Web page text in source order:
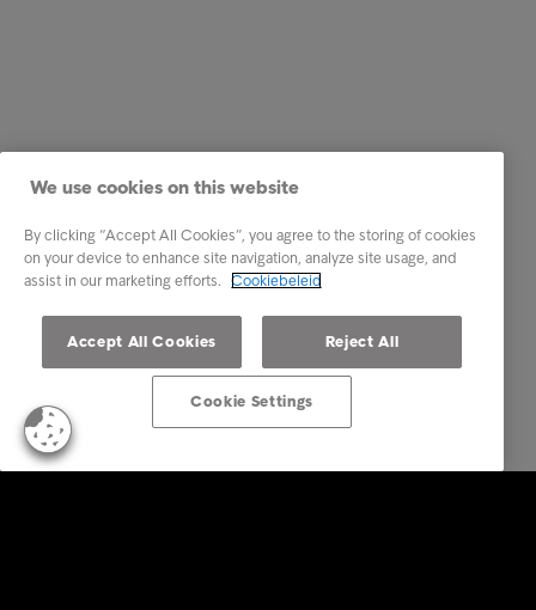
We use cookies on this website
By clicking “Accept All Cookies”, you agree to the storing of cookies
on your device to enhance site navigation, analyze site usage, and
assist in our marketing efforts. Cookiebeleid
Accept All Cookies Reject All
Cookie Settings